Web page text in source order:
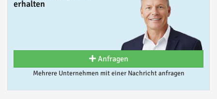
erhalten
Anfragen
Mehrere Unternehmen mit einer Nachricht anfragen